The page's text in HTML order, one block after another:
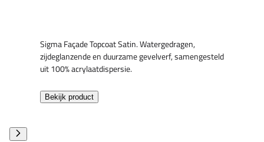
Sigma Façade Topcoat Satin. Watergedragen,
zijdeglanzende en duurzame gevelverf, samengesteld
uit 100% acrylaatdispersie.
Bekijk product